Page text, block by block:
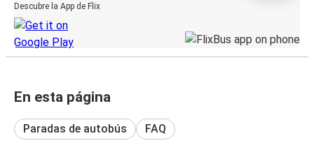
Descubre la App de Flix
En esta página
Paradas de autobús FAQ